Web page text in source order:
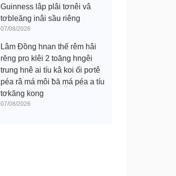
Guinness lâp plâi tơnêi vâ
tơbleăng inâi sầu riêng
07/08/2026
Lâm Đồng hnan thế rêm hâi
rĕng pro klêi 2 toăng hngêi
trung hnê ai tíu kâ koi ối pơtê
péa râ má môi ƀă má péa a tíu
tơkăng kong
07/08/2026